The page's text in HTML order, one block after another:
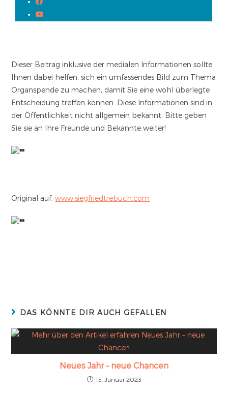
Dieser Beitrag inklusive der medialen Informationen sollte
Ihnen dabei helfen, sich ein umfassendes Bild zum Thema
Organspende zu machen, damit Sie eine wohl überlegte
Entscheidung treffen können. Diese Informationen sind in
der Öffentlichkeit nicht allgemein bekannt. Bitte geben
Sie sie an Ihre Freunde und Bekannte weiter!
Original auf:www.siegfriedtrebuch.com
DAS KÖNNTE DIR AUCH GEFALLEN
Neues Jahr – neue Chancen
15. Januar 2023